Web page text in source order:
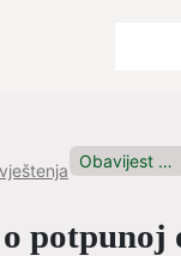
Obavijest o potpunoj obustavi saobraćaja
potpunoj